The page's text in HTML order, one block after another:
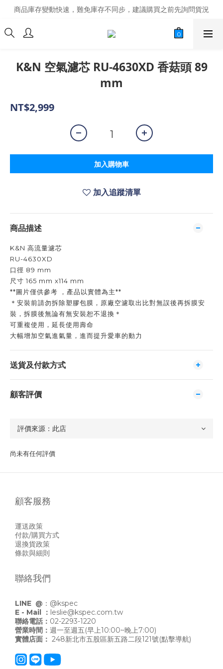
商品庫存變動快速，難免庫存不同步，建議購買之前先詢問貨況
商品庫存變動快速，難免庫存不同步，建議購買之前先詢問貨況
經營超過20年的改裝老字號，安全有保障
K&N 空氣濾芯 RU-4630XD 香菇頭 89
mm
NT$2,999
加入購物車
加入追蹤清單
商品描述
K&N 高流量濾芯
RU-4630XD
口徑 89 mm
尺寸 165 mm x114 mm
**圖片僅供參考 ，產品以實體為主**
＊安裝前請勿拆除塑膠包膜，原廠空濾取出比對無誤後再拆膜安
裝，拆膜後無論有無安裝恕不退換＊
可重複使用，延長使用壽命
大幅增加空氣進氣量，進而提升愛車的動力
送貨及付款方式
顧客評價
尚未有任何評價
顧客服務
運送政策
付款/購買方式
退換貨政策
條款與細則
聯絡我們
LINE @ ： @kspec
E - Mail ： leslie@kspec.com.tw
聯絡電話： 02-2293-1220
營業時間： 週一至週五(早上10:00~晚上7:00)
實體店面： 248新北市五股區新五路二段121號(點擊導航)